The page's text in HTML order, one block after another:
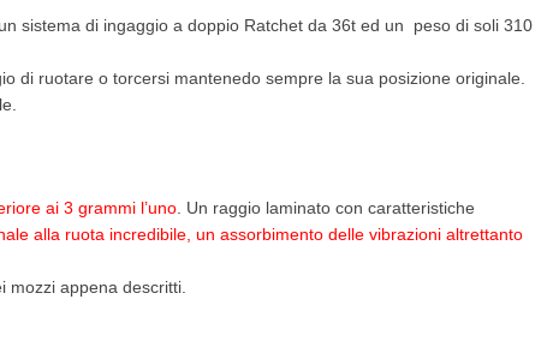
un sistema di ingaggio a doppio Ratchet da 36t ed un peso di soli 310
di ruotare o torcersi mantenedo sempre la sua posizione originale.
ai 3 grammi l’uno . Un raggio laminato con caratteristiche
alla ruota incredibile, un assorbimento delle vibrazioni altrettanto
mozzi appena descritti.